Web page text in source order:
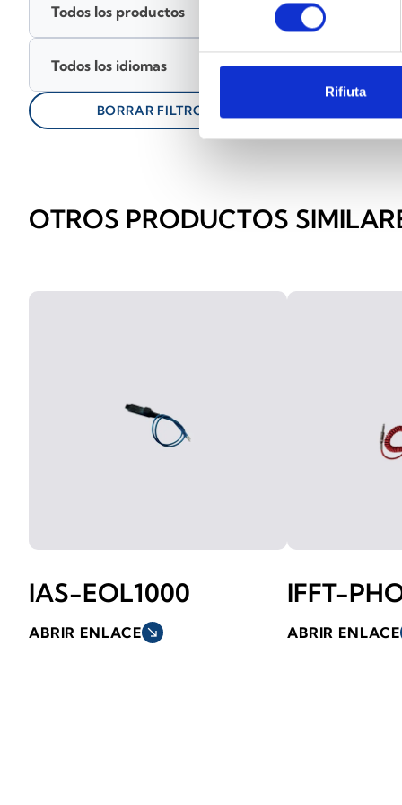
Rifiuta
lock
Inicia sesión
Todos los productos
Todos los idiomas
BORRAR FILTROS
OTROS PRODUCTOS
IAS-EOL1000
ABRIR ENLACE south_east
IFFT-
ABRIR ENLACE